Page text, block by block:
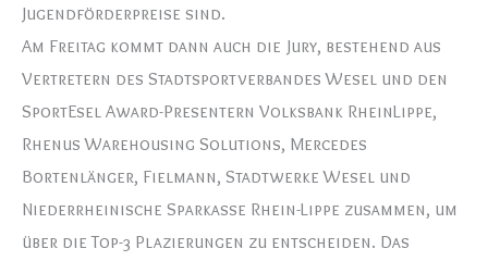
Jugendförderpreise sind.
Am Freitag kommt dann auch die Jury, bestehend aus
Vertretern des Stadtsportverbandes Wesel und den
SportEsel Award-Presentern Volksbank RheinLippe,
Rhenus Warehousing Solutions, Mercedes
Bortenlänger, Fielmann, Stadtwerke Wesel und
Niederrheinische Sparkasse Rhein-Lippe zusammen, um
über die Top-3 Plazierungen zu entscheiden. Das